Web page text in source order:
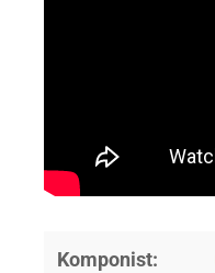
Komponist: